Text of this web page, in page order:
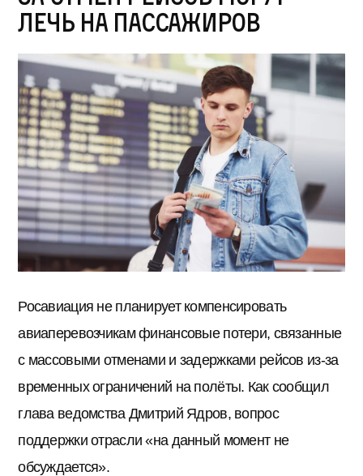
лечь на пассажиров
Росавиация не планирует компенсировать
авиаперевозчикам финансовые потери, связанные
с массовыми отменами и задержками рейсов из-за
временных ограничений на полёты. Как сообщил
глава ведомства Дмитрий Ядров, вопрос
поддержки отрасли «на данный момент не
обсуждается».